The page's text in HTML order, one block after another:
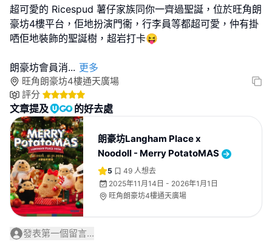
超可愛的 Ricespud 薯仔家族同你一齊過聖誕，位於旺角朗
豪坊4樓平台，佢地扮演門衞，行李員等都超可愛，仲有掛
哂佢地裝飾的聖誕樹，超岩打卡😝
朗豪坊會員消... 更多
旺角朗豪坊4樓通天廣場
評分
文章提及 的好去處
朗豪坊Langham Place x
Noodoll - Merry PotatoMAS
5 49 人想去
2025年11月14日 - 2026年1月1日
旺角朗豪坊4樓通天廣場
發表第一個留言...